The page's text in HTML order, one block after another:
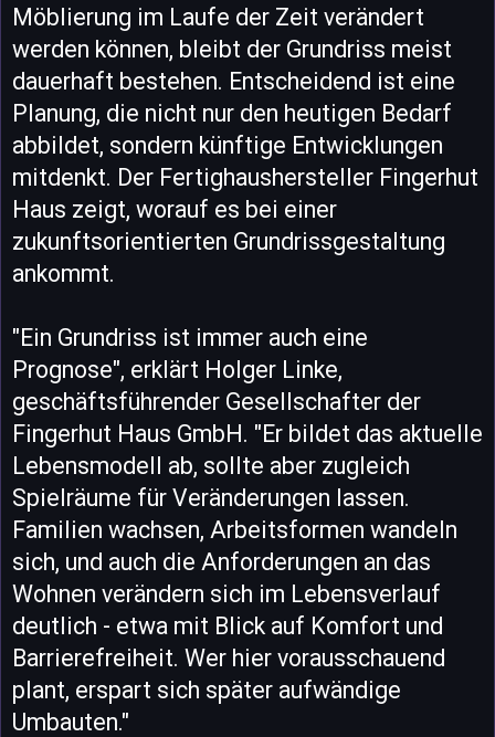
Möblierung im Laufe der Zeit verändert
werden können, bleibt der Grundriss meist
dauerhaft bestehen. Entscheidend ist eine
Planung, die nicht nur den heutigen Bedarf
abbildet, sondern künftige Entwicklungen
mitdenkt. Der Fertighaushersteller Fingerhut
Haus zeigt, worauf es bei einer
zukunftsorientierten Grundrissgestaltung
ankommt.
"Ein Grundriss ist immer auch eine
Prognose", erklärt Holger Linke,
geschäftsführender Gesellschafter der
Fingerhut Haus GmbH. "Er bildet das aktuelle
Lebensmodell ab, sollte aber zugleich
Spielräume für Veränderungen lassen.
Familien wachsen, Arbeitsformen wandeln
sich, und auch die Anforderungen an das
Wohnen verändern sich im Lebensverlauf
deutlich - etwa mit Blick auf Komfort und
Barrierefreiheit. Wer hier vorausschauend
plant, erspart sich später aufwändige
Umbauten."